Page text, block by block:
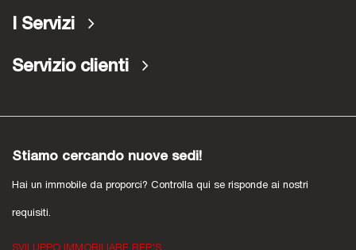
I Servizi
Servizio clienti
Stiamo cercando nuove sedi!
Hai un immobile da proporci? Controlla qui se risponde ai nostri
requisiti.